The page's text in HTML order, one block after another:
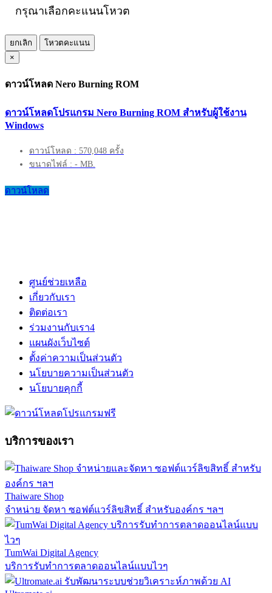
กรุณาเลือกคะแนนโหวต
ยกเลิก
โหวตคะแนน
×
ดาวน์โหลด Nero Burning ROM
ดาวน์โหลดโปรแกรม Nero Burning ROM สำหรับผู้ใช้งาน
Windows
ดาวน์โหลด : 570,048 ครั้ง
ขนาดไฟล์ : - MB.
ดาวน์โหลด
ศูนย์ช่วยเหลือ
เกี่ยวกับเรา
ติดต่อเรา
ร่วมงานกับเรา4
แผนผังเว็บไซต์
ตั้งค่าความเป็นส่วนตัว
นโยบายความเป็นส่วนตัว
นโยบายคุกกี้
บริการของเรา
Thaiware Shop
จำหน่าย จัดหา ซอฟต์แวร์ลิขสิทธิ์ สำหรับองค์กร ฯลฯ
TumWai Digital Agency
บริการรับทำการตลาดออนไลน์แบบไวๆ